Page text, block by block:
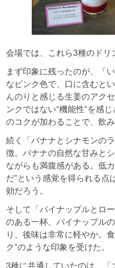
会場では、これら3種のドリ
まず印象に残ったのが、「
なピンク色で、口に含むと
んのりと感じる生姜のアク
ンクではない“機能性”を感
のコクが加わることで、飲
続く「バナナとシナモンの
徴。バナナの自然な甘みと
ながらも満腹感がある。低
だ”という感覚を得られる点
効だろう。
そして「パイナップルとロ
のある一杯。パイナップル
り、後味は非常に軽やか。
ク”のような印象を受けた。
3種に共通していたのは、